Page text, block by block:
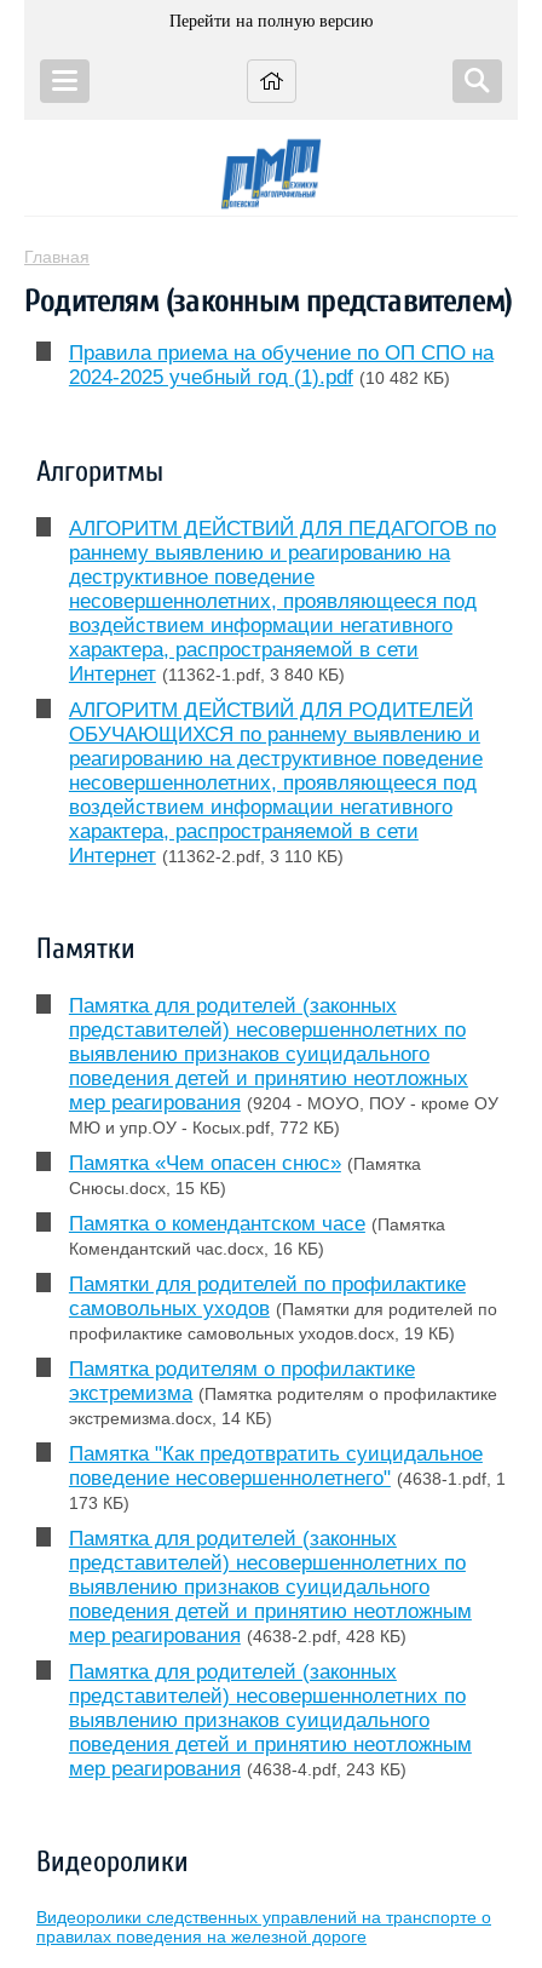
Перейти на полную версию
Главная
Родителям (законным представителем)
Правила приема на обучение по ОП СПО на
2024-2025 учебный год (1).pdf (10 482 КБ)
Алгоритмы
АЛГОРИТМ ДЕЙСТВИЙ ДЛЯ ПЕДАГОГОВ по
раннему выявлению и реагированию на
деструктивное поведение
несовершеннолетних, проявляющееся под
воздействием информации негативного
характера, распространяемой в сети
Интернет (11362-1.pdf, 3 840 КБ)
АЛГОРИТМ ДЕЙСТВИЙ ДЛЯ РОДИТЕЛЕЙ
ОБУЧАЮЩИХСЯ по раннему выявлению и
реагированию на деструктивное поведение
несовершеннолетних, проявляющееся под
воздействием информации негативного
характера, распространяемой в сети
Интернет (11362-2.pdf, 3 110 КБ)
Памятки
Памятка для родителей (законных
представителей) несовершеннолетних по
выявлению признаков суицидального
поведения детей и принятию неотложных
мер реагирования (9204 - МОУО, ПОУ - кроме ОУ
МЮ и упр.ОУ - Косых.pdf, 772 КБ)
Памятка «Чем опасен снюс» (Памятка
Снюсы.docx, 15 КБ)
Памятка о комендантском часе (Памятка
Комендантский час.docx, 16 КБ)
Памятки для родителей по профилактике
самовольных уходов (Памятки для родителей по
профилактике самовольных уходов.docx, 19 КБ)
Памятка родителям о профилактике
экстремизма (Памятка родителям о профилактике
экстремизма.docx, 14 КБ)
Памятка "Как предотвратить суицидальное
поведение несовершеннолетнего" (4638-1.pdf, 1
173 КБ)
Памятка для родителей (законных
представителей) несовершеннолетних по
выявлению признаков суицидального
поведения детей и принятию неотложным
мер реагирования (4638-2.pdf, 428 КБ)
Памятка для родителей (законных
представителей) несовершеннолетних по
выявлению признаков суицидального
поведения детей и принятию неотложным
мер реагирования (4638-4.pdf, 243 КБ)
Видеоролики
Видеоролики следственных управлений на транспорте о
правилах поведения на железной дороге